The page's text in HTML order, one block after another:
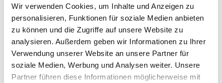
Wir verwenden Cookies, um Inhalte und Anzeigen zu
personalisieren, Funktionen für soziale Medien anbieten
zu können und die Zugriffe auf unsere Website zu
analysieren. Außerdem geben wir Informationen zu Ihrer
Verwendung unserer Website an unsere Partner für
soziale Medien, Werbung und Analysen weiter. Unsere
Partner führen diese Informationen möglicherweise mit
VERGANGENE HAUPTVERSAMMLUNGSTERMINE
archiv.hauptversammlung.de